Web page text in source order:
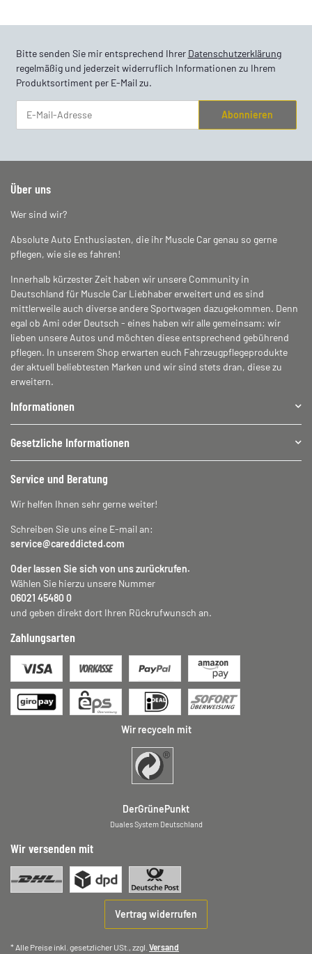
Bitte senden Sie mir entsprechend Ihrer Datenschutzerklärung
regelmäßig und jederzeit widerruflich Informationen zu Ihrem
Produktsortiment per E-Mail zu.
Abonnieren
Über uns
Wer sind wir?
Absolute Auto Enthusiasten, die ihr Muscle Car genau so gerne
pflegen, wie sie es fahren!
Innerhalb kürzester Zeit haben wir unsere Community in
Deutschland für Muscle Car Liebhaber erweitert und es sind
mittlerweile auch diverse andere Sportwagen dazugekommen. Denn
egal ob Ami oder Deutsch - eines haben wir alle gemeinsam: wir
lieben unsere Autos und möchten diese entsprechend gebührend
pflegen. In unserem Shop erwarten euch Fahrzeugpflegeprodukte
der aktuell beliebtesten Marken und wir sind stets dran, diese zu
erweitern.
Informationen
Gesetzliche Informationen
Service und Beratung
Wir helfen Ihnen sehr gerne weiter!
Schreiben Sie uns eine E-mail an:
service@careddicted.com
Oder lassen Sie sich von uns zurückrufen.
Wählen Sie hierzu unsere Nummer
06021 45480 0
und geben direkt dort Ihren Rückrufwunsch an.
Zahlungsarten
Wir recyceln mit
DerGrünePunkt
Duales System Deutschland
Wir versenden mit
Vertrag widerrufen
* Alle Preise inkl. gesetzlicher USt., zzgl. Versand